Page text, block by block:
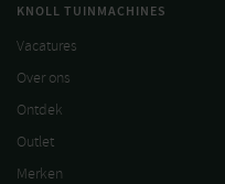
KNOLL TUINMACHINES
Vacatures
Over ons
Ontdek
Outlet
Merken